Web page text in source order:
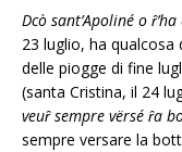
Dcò sant’Apoliné o
23 luglio, ha
delle piogge di fine
(santa Cristina, il 24
veuȓ sempre vërsé ȓa
sempre versare la